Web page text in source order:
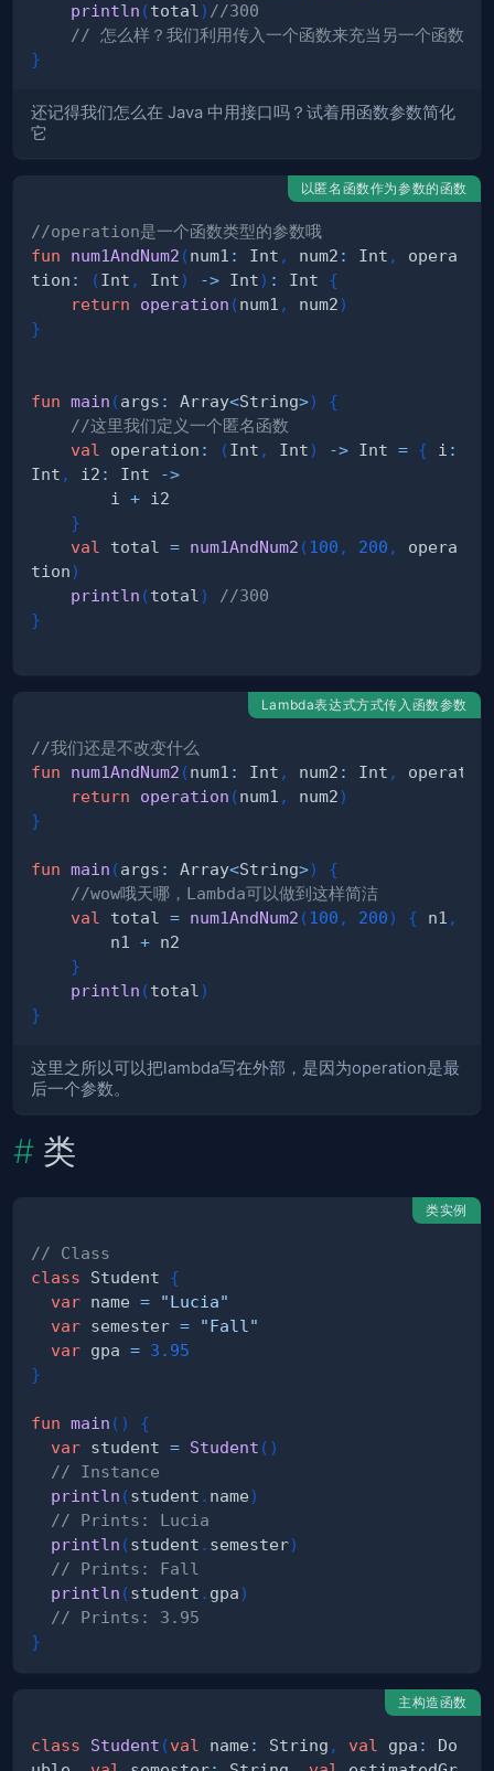
println (total ) //300
// 怎么样？我们利用传入一个函数来充当另一个函数的
}
还记得我们怎么在 Java 中用接口吗？试着用函数参数简化
它
以匿名函数作为参数的函数
//operation是一个函数类型的参数哦
fun
num1AndNum2 (num1 : Int , num2 : Int ,
opera
tion : (Int , Int) -> Int) : Int {
return
operation (num1 , num2)
}
fun main (args : Array<String>)
{
//这里我们定义一个匿名函数
val
operation : (Int , Int) -> Int = { i :
Int , i2 : Int
->
        i
+
}
val
total = num1AndNum2 (100 , 200 ,
opera
tion)
println (total )
//300
}
Lambda表达式方式传入函数参数
//我们还是不改变什么
fun
num1AndNum2 (num1 : Int , num2 : Int ,
return
operation (num1 , num2)
}
fun main (args : Array<String>)
{
//wow哦天哪，Lambda可以做到这样简洁
val
total = num1AndNum2 (100 , 200) { n1 ,
        n1
+
}
println (total )
}
这里之所以可以把lambda写在外部，是因为operation是最
后一个参数。
类
类实例
// Class
class Student {
var name =
"Lucia"
var semester =
"Fall"
var gpa = 3.95
}
fun main ( )
{
var student = Student ( )
// Instance
println (student . name)
// Prints: Lucia
println (student . semester)
// Prints: Fall
println (student . gpa)
// Prints: 3.95
}
主构造函数
class Student (val name : String , val gpa :
Do